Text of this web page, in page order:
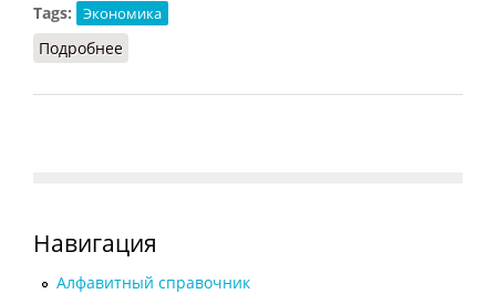
Tags:
Экономика
Подробнее
Навигация
Алфавитный справочник